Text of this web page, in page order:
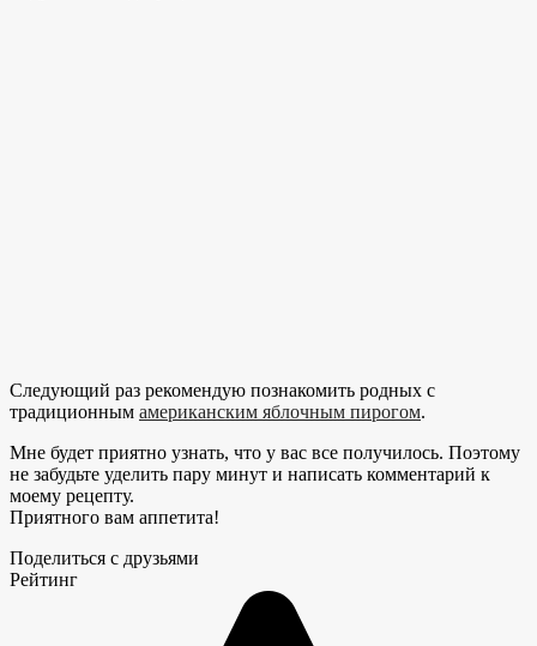
Следующий раз рекомендую познакомить родных с
традиционным американским яблочным пирогом.
Мне будет приятно узнать, что у вас все получилось. Поэтому
не забудьте уделить пару минут и написать комментарий к
моему рецепту.
Приятного вам аппетита!
Поделиться с друзьями
Рейтинг